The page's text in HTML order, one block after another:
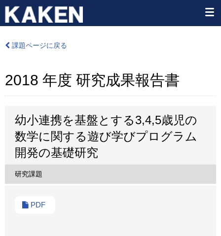
課題ページに戻る
2018 年度 研究成果報告書
幼小連携を基盤とする3,4,5歳児の
数学に関する遊び学びプログラム
開発の基礎研究
研究課題
PDF